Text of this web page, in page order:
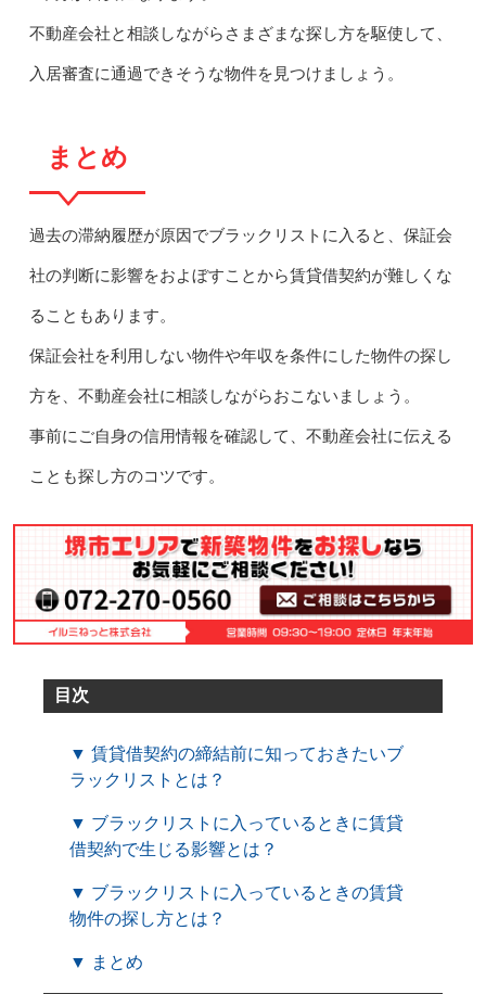
不動産会社と相談しながらさまざまな探し方を駆使して、
入居審査に通過できそうな物件を見つけましょう。
まとめ
過去の滞納履歴が原因でブラックリストに入ると、保証会
社の判断に影響をおよぼすことから賃貸借契約が難しくな
ることもあります。
保証会社を利用しない物件や年収を条件にした物件の探し
方を、不動産会社に相談しながらおこないましょう。
事前にご自身の信用情報を確認して、不動産会社に伝える
ことも探し方のコツです。
目次
▼ 賃貸借契約の締結前に知っておきたいブ
ラックリストとは？
▼ ブラックリストに入っているときに賃貸
借契約で生じる影響とは？
▼ ブラックリストに入っているときの賃貸
物件の探し方とは？
▼ まとめ